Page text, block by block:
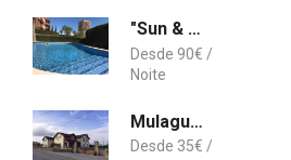
"Sun & Beach", 150m from Beach, LitoralMar
90€
Mulagueta -Restauração e Turismo Rural
35€